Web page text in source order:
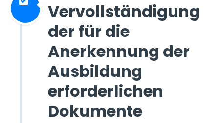
Vervollständigung
der für die
Anerkennung der
Ausbildung
erforderlichen
Dokumente